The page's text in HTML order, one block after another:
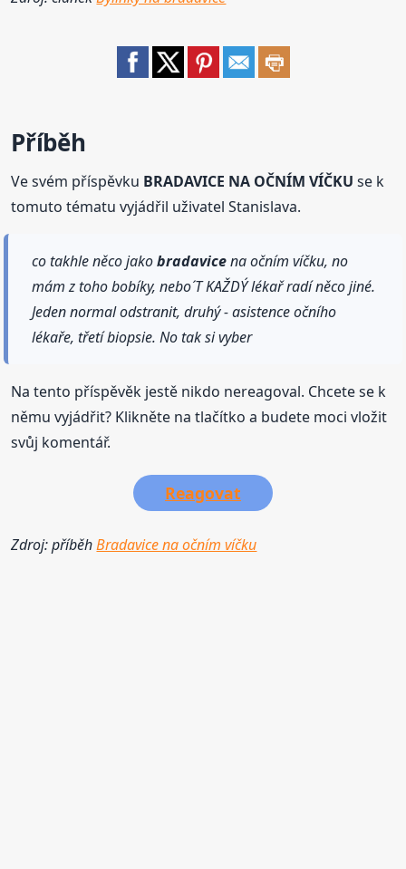
Příběh
Ve svém příspěvku BRADAVICE NA OČNÍM VÍČKU se k
tomuto tématu vyjádřil uživatel Stanislava.
co takhle něco jakobradavicena očním víčku, no
mám z toho bobíky, nebo´T KAŽDÝ lékař radí něco jiné.
Jeden normal odstranit, druhý - asistence očního
lékaře, třetí biopsie. No tak si vyber
Na tento příspěvěk jestě nikdo nereagoval. Chcete se k
němu vyjádřit? Klikněte na tlačítko a budete moci vložit
svůj komentář.
Reagovat
Zdroj: příběhBradavice na očním víčku